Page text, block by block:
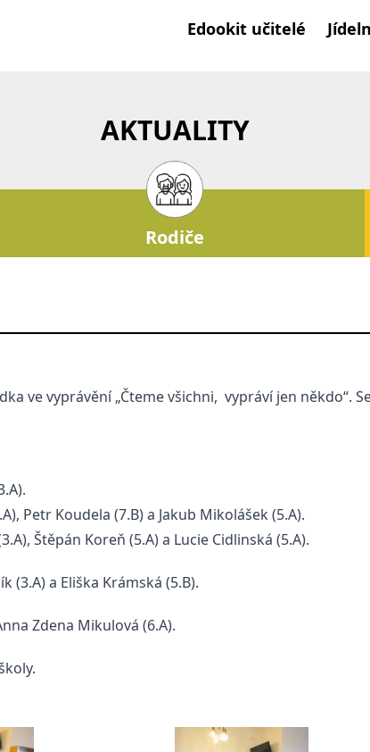
Edookit učitelé
AKTUALITY
Rodiče
ve vyprávění „Čteme všichni, vypráví jen někdo“.
Petr Koudela (7.B) a Jakub Mikolášek (5.A).
Štěpán Koreň (5.A) a Lucie Cidlinská (5.A).
(3.A) a Eliška Krámská (5.B).
Zdena Mikulová (6.A).